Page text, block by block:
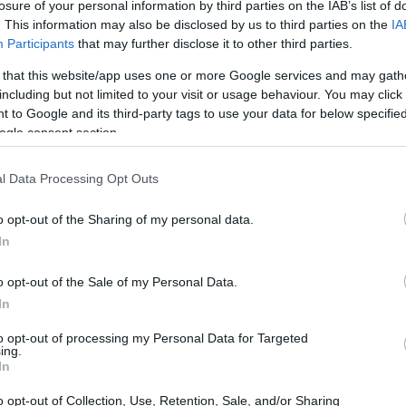
of your personal information by third parties on the IAB’s list of
This information may also be disclosed by us to third parties on the
Participants that may further disclose it to other third parties.
that this website/app uses one or more Google services and may
but not limited to your visit or usage behaviour. You may
to Google and its third-party tags to use your data for below
consent section.
Data Processing Opt Outs
opt-out of the Sharing of my personal data.
opt-out of the Sale of my Personal Data.
opt-out of processing my Personal Data for Targeted
opt-out of Collection, Use, Retention, Sale, and/or Sharing
médicos de Urgencias del
Infanta Sofía anuncian
indefinida
ni mentalmente y decretan la huelga indefinida en
el médico Jesús Candel, más
muere este 13 de octubre. Anunciaba en agosto de 2020
padecía un “cáncer muy agresivo y expandido” por todo el
la